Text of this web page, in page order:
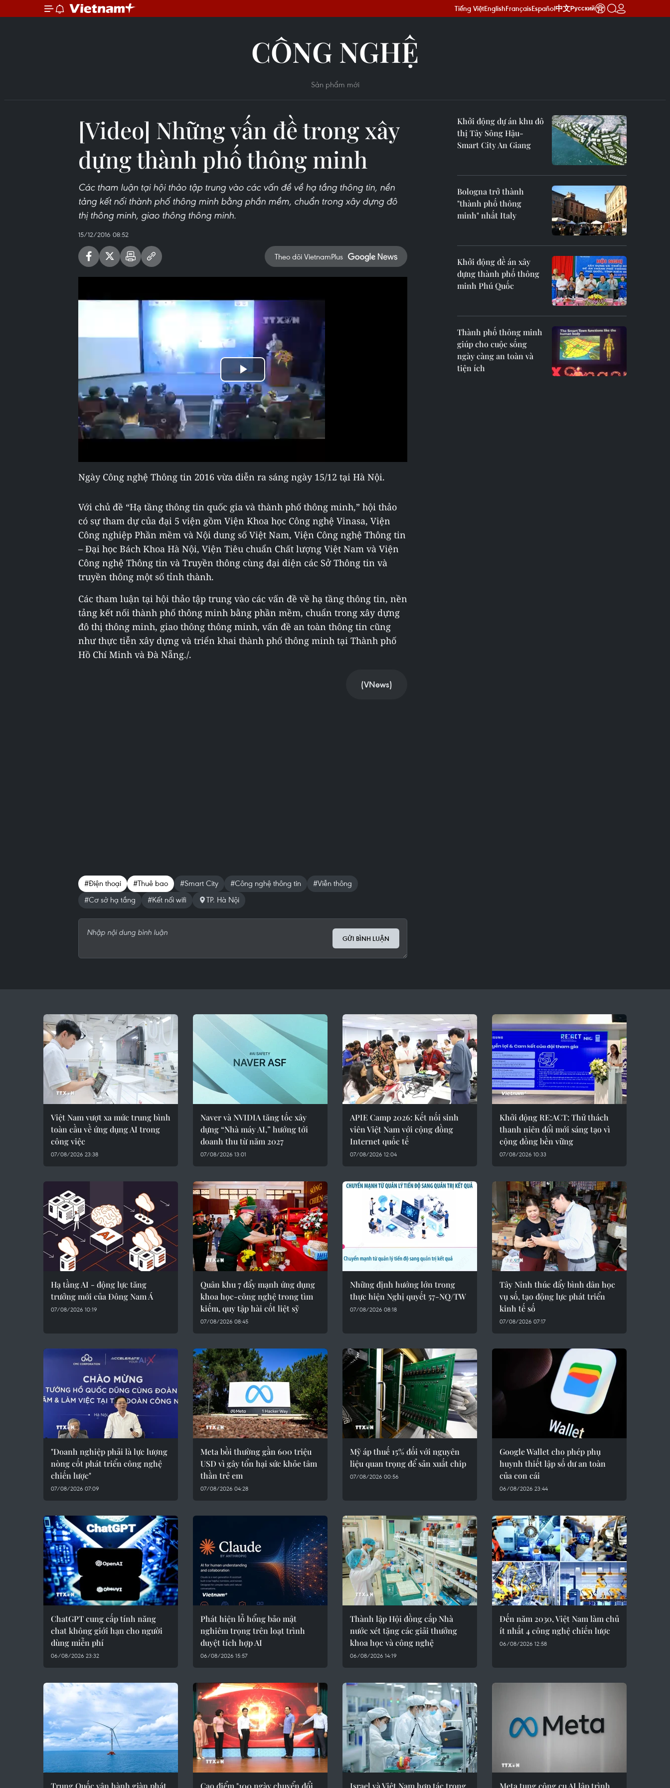
Tiếng ViệtEnglishFrançaisEspañol中文Русский
CÔNG NGHỆ
Sản phẩm mới
[Video] Những vấn đề trong xây
dựng thành phố thông minh
Các tham luận tại hội thảo tập trung vào các vấn đề về hạ tầng thông tin, nền
tảng kết nối thành phố thông minh bằng phần mềm, chuẩn trong xây dựng đô
thị thông minh, giao thông thông minh.
15/12/2016 08:52
Theo dõi VietnamPlus
Play
Video
Ngày Công nghệ Thông tin 2016 vừa diễn ra sáng ngày 15/12 tại Hà Nội.
Với chủ đề “Hạ tầng thông tin quốc gia và thành phố thông minh,” hội thảo
có sự tham dự của đại 5 viện gồm Viện Khoa học Công nghệ Vinasa, Viện
Công nghiệp Phần mềm và Nội dung số Việt Nam, Viện Công nghệ Thông tin
– Đại học Bách Khoa Hà Nội, Viện Tiêu chuẩn Chất lượng Việt Nam và Viện
Công nghệ Thông tin và Truyền thông cùng đại diện các Sở Thông tin và
truyền thông một số tỉnh thành.
Các tham luận tại hội thảo tập trung vào các vấn đề về hạ tầng thông tin, nền
tảng kết nối thành phố thông minh bằng phần mềm, chuẩn trong xây dựng
đô thị thông minh, giao thông thông minh, vấn đề an toàn thông tin cũng
như thực tiễn xây dựng và triển khai thành phố thông minh tại Thành phố
Hồ Chí Minh và Đà Nẵng./.
(VNews)
#Điện thoại #Thuê bao #Smart City #Công nghệ thông tin
#Viễn thông
#Cơ sở hạ tầng
#Kết nối wifi TP. Hà Nội
GỬI BÌNH LUẬN
Khởi động dự án khu đô
thị Tây Sông Hậu-
Smart City An Giang
Bologna trở thành
"thành phố thông
minh" nhất Italy
Khởi động đề án xây
dựng thành phố thông
minh Phú Quốc
Thành phố thông minh
giúp cho cuộc sống
ngày càng an toàn và
tiện ích
Việt Nam vượt xa mức trung bình
toàn cầu về ứng dụng AI trong
công việc
07/08/2026 23:38
Naver và NVIDIA tăng tốc xây
dựng “Nhà máy AI,” hướng tới
doanh thu từ năm 2027
07/08/2026 13:01
APIE Camp 2026: Kết nối sinh
viên Việt Nam với cộng đồng
Internet quốc tế
07/08/2026 12:04
Khởi động RE:ACT: Thử thách
thanh niên đổi mới sáng tạo vì
cộng đồng bền vững
07/08/2026 10:33
Hạ tầng AI - động lực tăng
trưởng mới của Đông Nam Á
07/08/2026 10:19
Quân khu 7 đẩy mạnh ứng dụng
khoa học-công nghệ trong tìm
kiếm, quy tập hài cốt liệt sỹ
07/08/2026 08:45
Những định hướng lớn trong
thực hiện Nghị quyết 57-NQ/TW
07/08/2026 08:18
Tây Ninh thúc đẩy bình dân học
vụ số, tạo động lực phát triển
kinh tế số
07/08/2026 07:17
"Doanh nghiệp phải là lực lượng
nòng cốt phát triển công nghệ
chiến lược"
07/08/2026 07:09
Meta bồi thường gần 600 triệu
USD vì gây tổn hại sức khỏe tâm
thần trẻ em
07/08/2026 04:28
Mỹ áp thuế 15% đối với nguyên
liệu quan trọng để sản xuất chip
07/08/2026 00:56
Google Wallet cho phép phụ
huynh thiết lập số dư an toàn
của con cái
06/08/2026 23:44
ChatGPT cung cấp tính năng
chat không giới hạn cho người
dùng miễn phí
06/08/2026 23:32
Phát hiện lỗ hổng bảo mật
nghiêm trọng trên loạt trình
duyệt tích hợp AI
06/08/2026 15:57
Thành lập Hội đồng cấp Nhà
nước xét tặng các giải thưởng
khoa học và công nghệ
06/08/2026 14:19
Đến năm 2030, Việt Nam làm chủ
ít nhất 4 công nghệ chiến lược
06/08/2026 12:58
Trung Quốc vận hành giàn phát Cao điểm "100 ngày chuyển đổi Israel và Việt Nam hợp tác trong Meta tung công cụ AI lập trình